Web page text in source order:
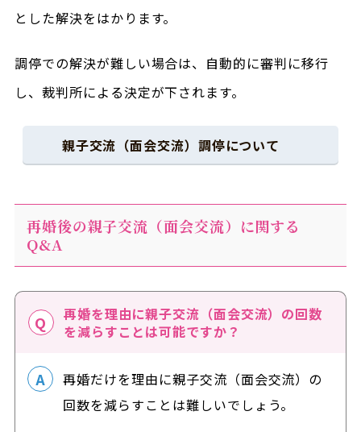
とした解決をはかります。
調停での解決が難しい場合は、自動的に審判に移行
し、裁判所による決定が下されます。
親子交流（面会交流）調停について
再婚後の親子交流（面会交流）に関する
Q&A
再婚を理由に親子交流（面会交流）の回数
を減らすことは可能ですか？
再婚だけを理由に親子交流（面会交流）の
回数を減らすことは難しいでしょう。